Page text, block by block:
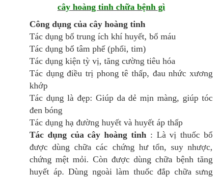
cây hoàng tinh chữa bệnh gì
Công dụng của cây hoàng tinh
Tác dụng bổ trung ích khí huyết, bổ máu
Tác dụng bổ tâm phế (phổi, tim)
Tác dụng kiện tỳ vị, tăng cường tiêu hóa
Tác dụng điều trị phong tê thấp, đau nhức xương
khớp
Tác dụng là đẹp: Giúp da dẻ mịn màng, giúp tóc
đen bóng
Tác dụng hạ đường huyết và huyết áp thấp
Tác dụng của cây hoàng tinh : Là vị thuốc bổ
được dùng chữa các chứng hư tổn, suy nhược,
chứng mệt mỏi. Còn được dùng chữa bệnh tăng
huyết áp. Dùng ngoài làm thuốc đắp chữa sưng